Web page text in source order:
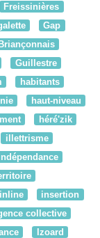
Freissinières
Gap
Guillestre
habitants
haut-niveau
héré'zik
illettrisme
inline
insertion
collective
Izoard